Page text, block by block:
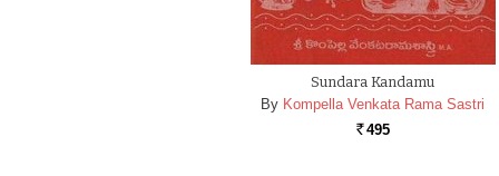
Sundara Kandamu
By Kompella Venkata Rama Sastri
Rs. 495